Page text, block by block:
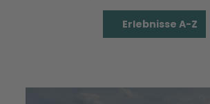
Erlebnisse A-Z